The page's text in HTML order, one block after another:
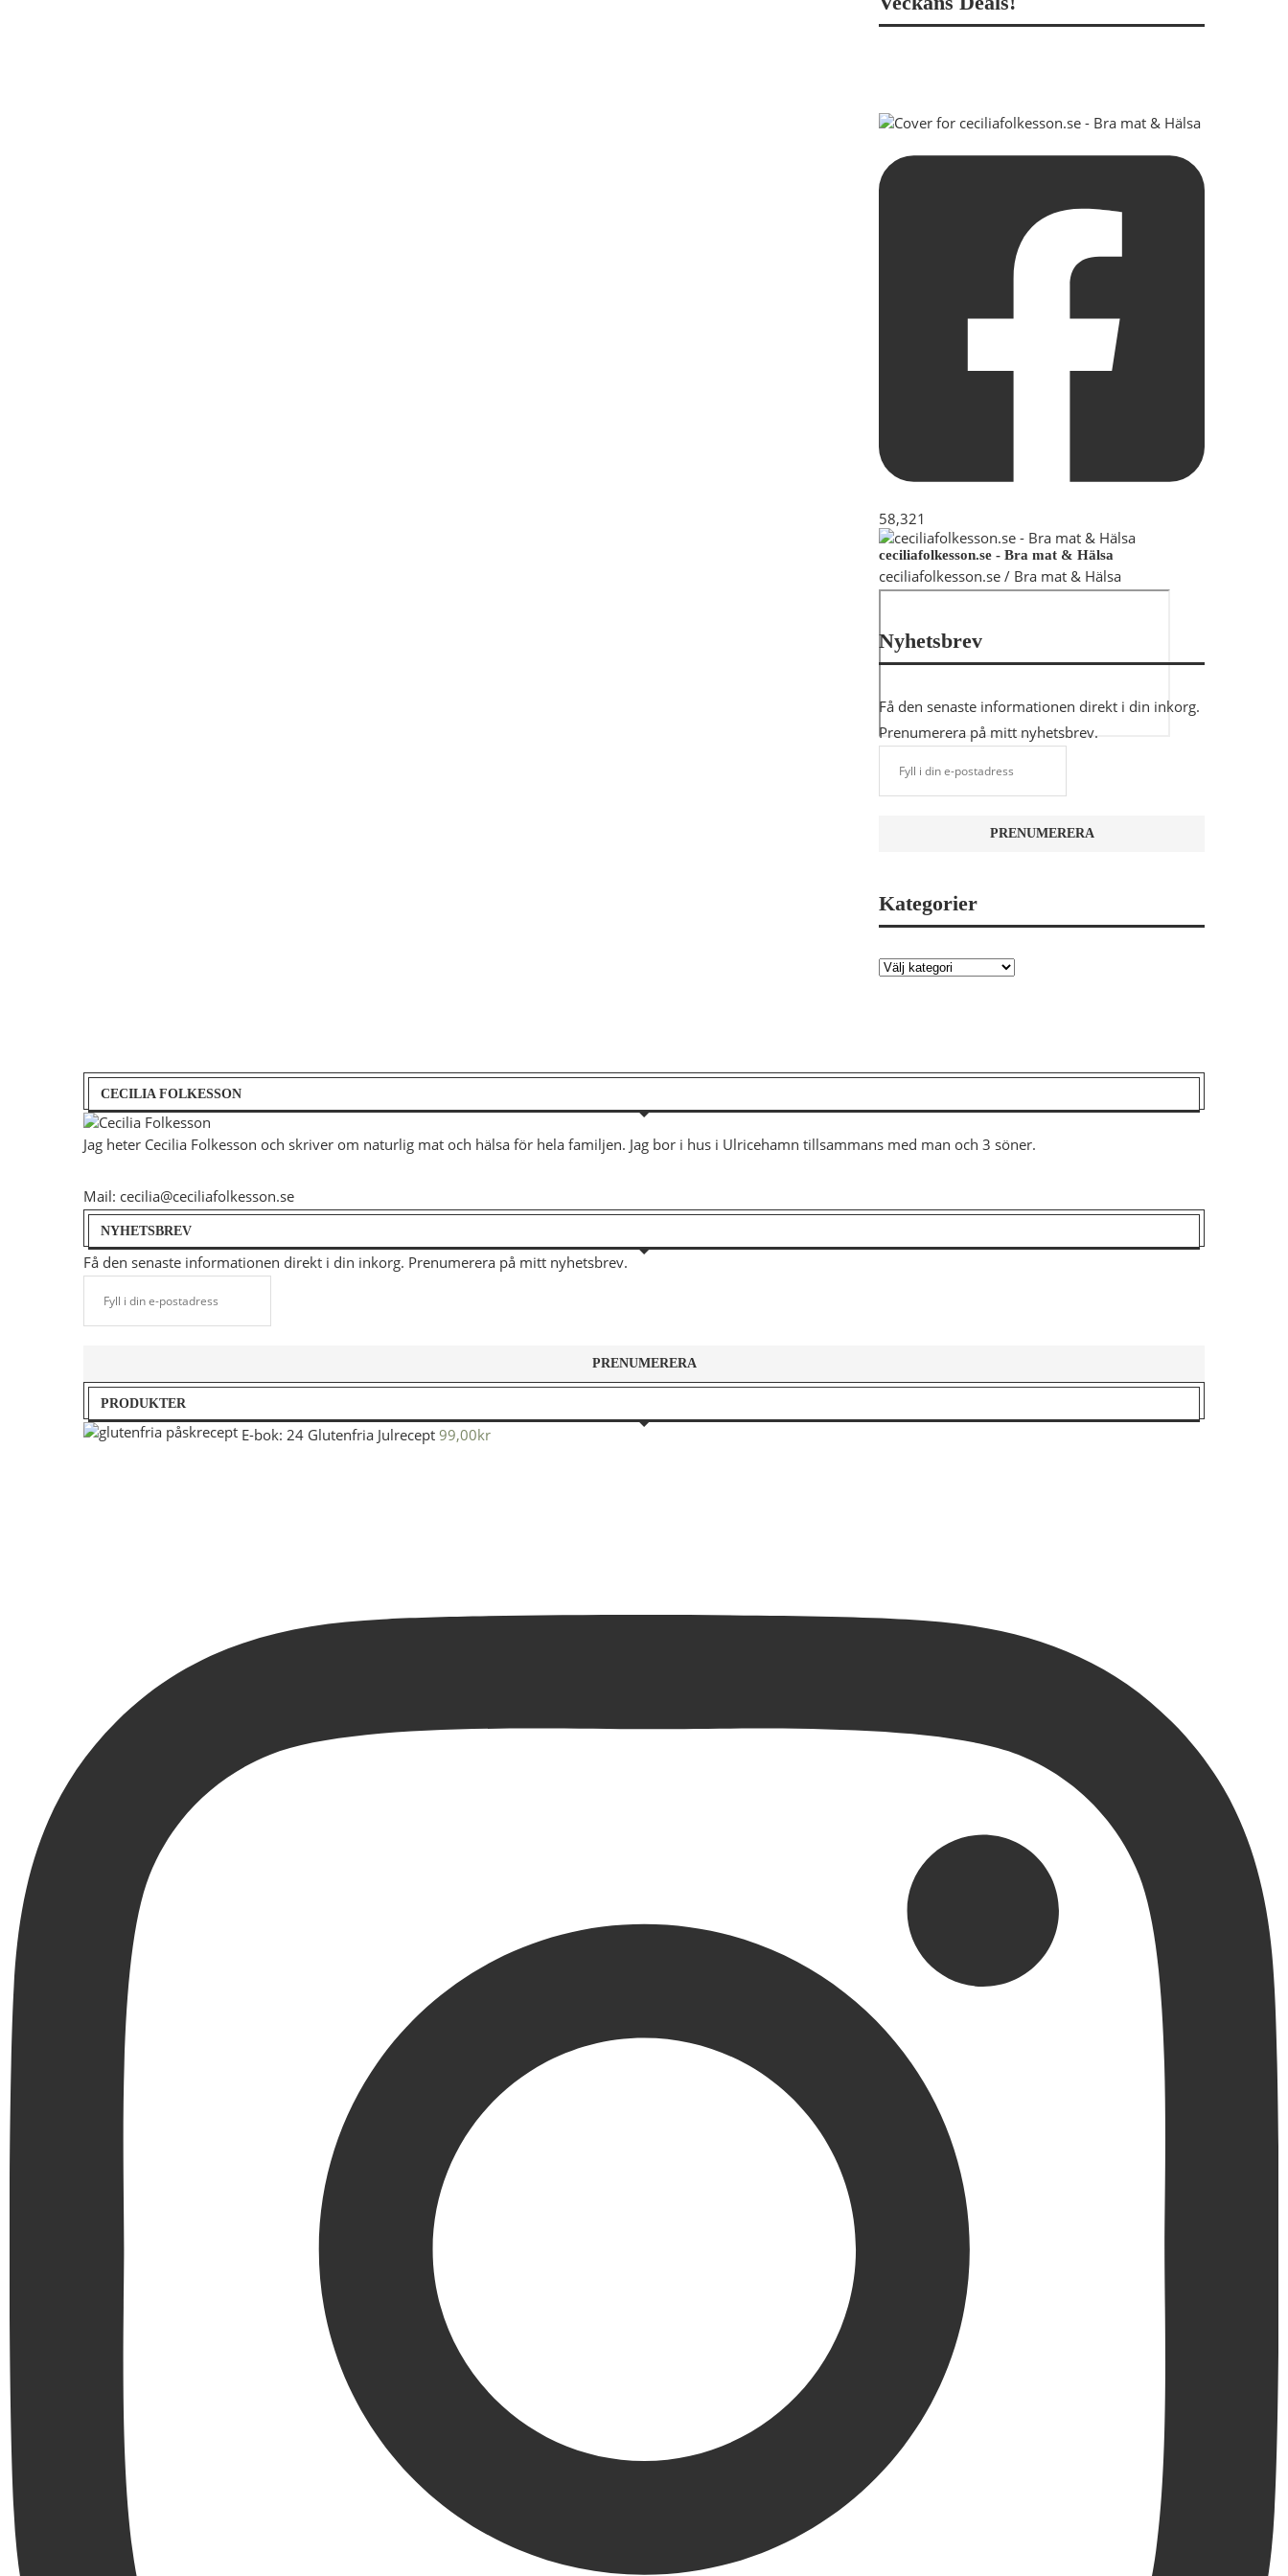
58,321
ceciliafolkesson.se - Bra mat & Hälsa
ceciliafolkesson.se / Bra mat & Hälsa
Nyhetsbrev
Få den senaste informationen direkt i din inkorg.
Prenumerera på mitt nyhetsbrev.
Kategorier
CECILIA FOLKESSON
Jag heter Cecilia Folkesson och skriver om naturlig mat och hälsa för hela familjen. Jag bor i hus i Ulricehamn tillsammans med man och 3 söner.
Mail: cecilia@ceciliafolkesson.se
NYHETSBREV
Få den senaste informationen direkt i din inkorg. Prenumerera på mitt nyhetsbrev.
PRODUKTER
E-bok: 24 Glutenfria Julrecept 99,00kr